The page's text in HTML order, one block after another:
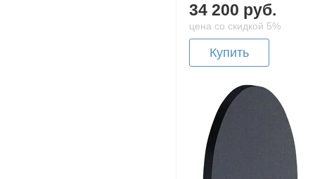
34 200 руб.
цена со скидкой 5%
Купить